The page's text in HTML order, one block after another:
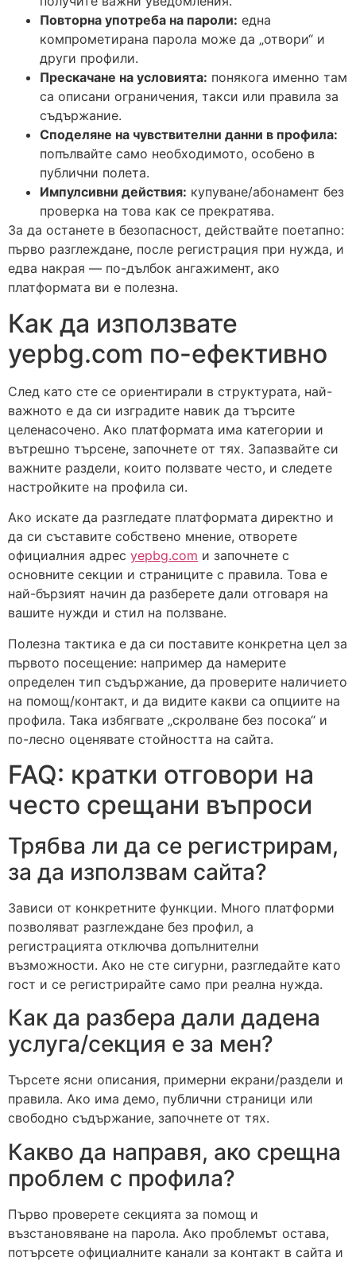
Повторна употреба на пароли: една
компрометирана парола може да „отвори“ и
други профили.
Прескачане на условията: понякога именно там
са описани ограничения, такси или правила за
съдържание.
Споделяне на чувствителни данни в профила:
попълвайте само необходимото, особено в
публични полета.
Импулсивни действия: купуване/абонамент без
проверка на това как се прекратява.
За да останете в безопасност, действайте поетапно:
първо разглеждане, после регистрация при нужда, и
едва накрая — по-дълбок ангажимент, ако
платформата ви е полезна.
Как да използвате
yepbg.com по-ефективно
След като сте се ориентирали в структурата, най-
важното е да си изградите навик да търсите
целенасочено. Ако платформата има категории и
вътрешно търсене, започнете от тях. Запазвайте си
важните раздели, които ползвате често, и следете
настройките на профила си.
Ако искате да разгледате платформата директно и
да си съставите собствено мнение, отворете
официалния адрес yepbg.com и започнете с
основните секции и страниците с правила. Това е
най-бързият начин да разберете дали отговаря на
вашите нужди и стил на ползване.
Полезна тактика е да си поставите конкретна цел за
първото посещение: например да намерите
определен тип съдържание, да проверите наличието
на помощ/контакт, и да видите какви са опциите на
профила. Така избягвате „скролване без посока“ и
по-лесно оценявате стойността на сайта.
FAQ: кратки отговори на
често срещани въпроси
Трябва ли да се регистрирам,
за да използвам сайта?
Зависи от конкретните функции. Много платформи
позволяват разглеждане без профил, а
регистрацията отключва допълнителни
възможности. Ако не сте сигурни, разгледайте като
гост и се регистрирайте само при реална нужда.
Как да разбера дали дадена
услуга/секция е за мен?
Търсете ясни описания, примерни екрани/раздели и
правила. Ако има демо, публични страници или
свободно съдържание, започнете от тях.
Какво да направя, ако срещна
проблем с профила?
Първо проверете секцията за помощ и
възстановяване на парола. Ако проблемът остава,
потърсете официалните канали за контакт в сайта и